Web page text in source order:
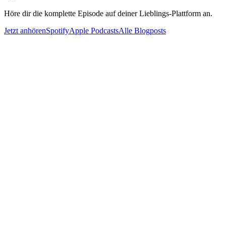
Höre dir die komplette Episode auf deiner Lieblings-Plattform an.
Jetzt anhörenSpotifyApple PodcastsAlle Blogposts